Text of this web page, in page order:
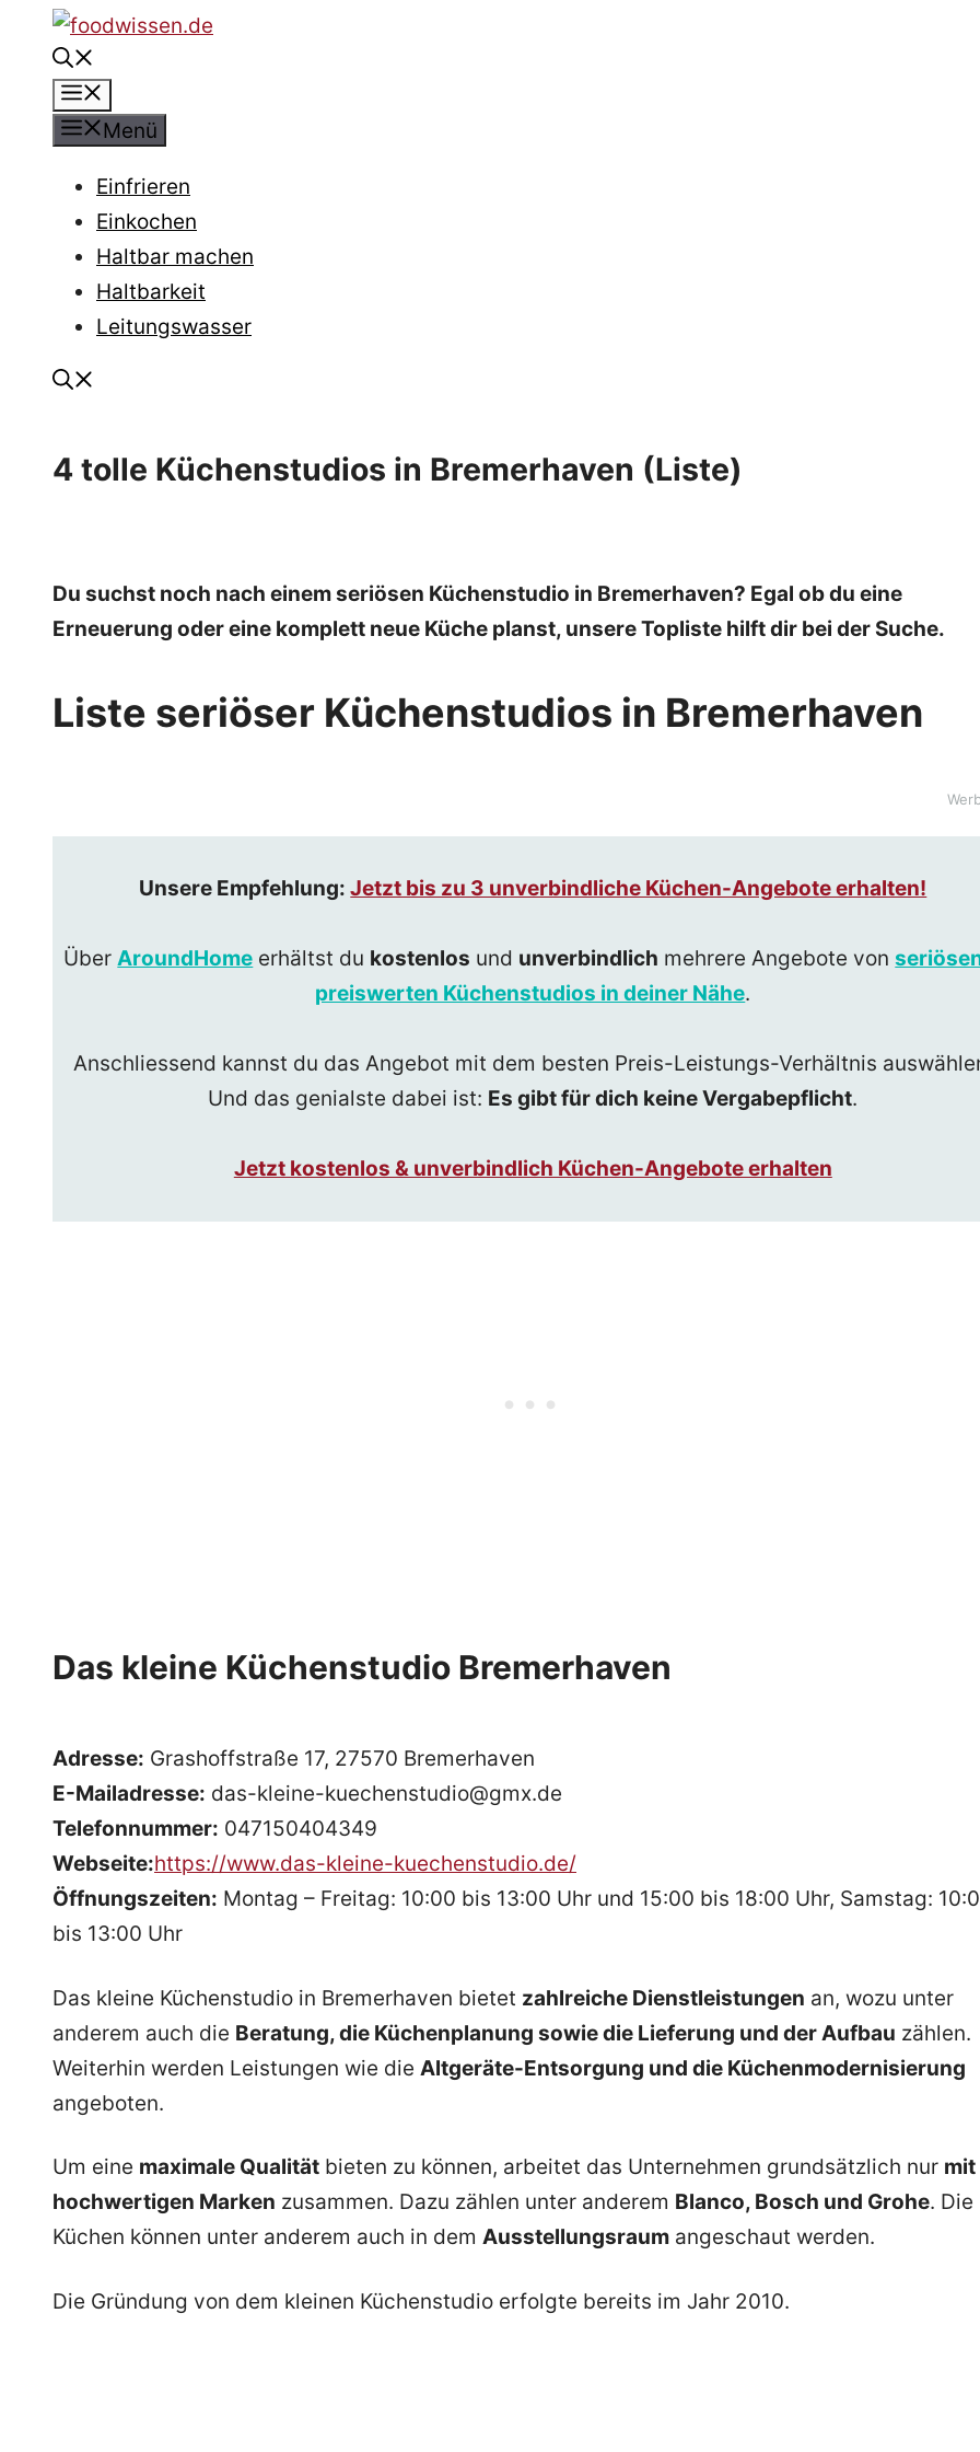
Inhalt
springen
Menü
Einfrieren
Einkochen
Haltbar machen
Haltbarkeit
Leitungswasser
4 tolle Küchenstudios in Bremerhaven (Liste)
Du suchst noch nach einem seriösen Küchenstudio in Bremerhaven? Egal ob du eine
Erneuerung oder eine komplett neue Küche planst, unsere Topliste hilft dir bei der Suche.
Liste seriöser Küchenstudios in Bremerhaven
Unsere Empfehlung:Jetzt bis zu 3 unverbindliche Küchen-Angebote erhalten!
Über AroundHome erhältst du kostenlos und unverbindlich mehrere Angebote von
preiswerten Küchenstudios in deiner Nähe.
Anschliessend kannst du das Angebot mit dem besten Preis-Leistungs-Verhältnis
Und das genialste dabei ist: Es gibt für dich keine Vergabepflicht.
Jetzt kostenlos & unverbindlich Küchen-Angebote erhalten
Das kleine Küchenstudio Bremerhaven
Adresse: Grashoffstraße 17, 27570 Bremerhaven
E-Mailadresse: das-kleine-kuechenstudio@gmx.de
Telefonnummer: 047150404349
Webseite:https://www.das-kleine-kuechenstudio.de/
Öffnungszeiten: Montag – Freitag: 10:00 bis 13:00 Uhr und 15:00 bis 18:00 Uhr, Samstag:
bis 13:00 Uhr
Das kleine Küchenstudio in Bremerhaven bietet zahlreiche Dienstleistungen an, wozu unter
anderem auch die Beratung, die Küchenplanung sowie die Lieferung und der Aufbau zählen.
Weiterhin werden Leistungen wie die Altgeräte-Entsorgung und die Küchenmodernisierung
angeboten.
Um eine maximale Qualität bieten zu können, arbeitet das Unternehmen grundsätzlich nur mit
hochwertigen Marken zusammen. Dazu zählen unter anderem Blanco, Bosch und Grohe. Die
Küchen können unter anderem auch in dem Ausstellungsraum angeschaut werden.
Die Gründung von dem kleinen Küchenstudio erfolgte bereits im Jahr 2010.